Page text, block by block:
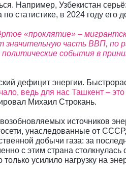
Например, Узбекистан
статистике, в 2024 году его
«проклятие» –
часть ВВП, по
политические события в
дефицит энергии.
ведь для нас Ташкент –
Михаил Строкань.
источников
унаследованные от
добычи газа: за
с этим страна
усилило нагрузку на